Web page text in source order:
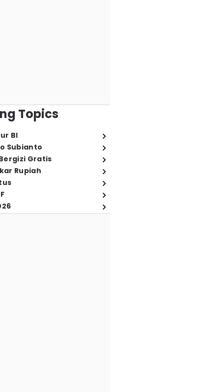
Topics
BI
Subianto
Gratis
Rupiah